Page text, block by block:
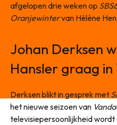
afgelopen drie weken op
Oranjewintervan Hélène
Johan Derksen
Hansler graag in
Derksen blikt in gesprek met
het nieuwe seizoen van
televisiepersoonlijkheid